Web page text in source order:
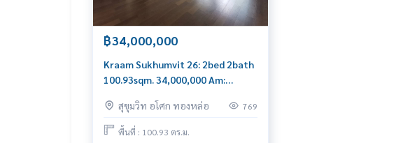
฿34,000,000
Kraam Sukhumvit 26: 2bed 2bath
100.93sqm. 34,000,000 Am:
สุขุมวิท อโศก ทองหล่อ
769
พื้นที่ : 100.93 ตร.ม.